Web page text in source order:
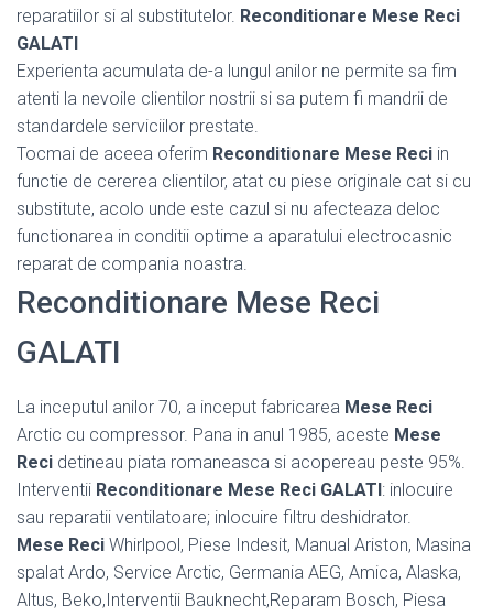
reparatiilor si al substitutelor. Reconditionare Mese Reci
GALATI
Experienta acumulata de-a lungul anilor ne permite sa fim
atenti la nevoile clientilor nostrii si sa putem fi mandrii de
standardele serviciilor prestate.
Tocmai de aceea oferim Reconditionare Mese Reci in
functie de cererea clientilor, atat cu piese originale cat si cu
substitute, acolo unde este cazul si nu afecteaza deloc
functionarea in conditii optime a aparatului electrocasnic
reparat de compania noastra.
Reconditionare Mese Reci
GALATI
La inceputul anilor 70, a inceput fabricarea Mese Reci
Arctic cu compressor. Pana in anul 1985, aceste Mese
Reci detineau piata romaneasca si acopereau peste 95%.
Interventii Reconditionare Mese Reci GALATI: inlocuire
sau reparatii ventilatoare; inlocuire filtru deshidrator.
Mese Reci Whirlpool, Piese Indesit, Manual Ariston, Masina
spalat Ardo, Service Arctic, Germania AEG, Amica, Alaska,
Altus, Beko,Interventii Bauknecht,Reparam Bosch, Piesa